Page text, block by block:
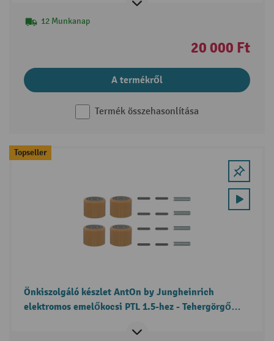
12 Munkanap
20 000 Ft
A termékről
Termék összehasonlítása
Topseller
Önkiszolgáló készlet AntOn by Jungheinrich
elektromos emelőkocsi PTL 1.5-hez - Tehergörgő